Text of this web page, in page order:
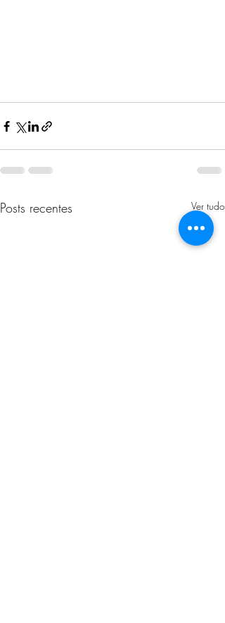
Posts recentes Ver tudo